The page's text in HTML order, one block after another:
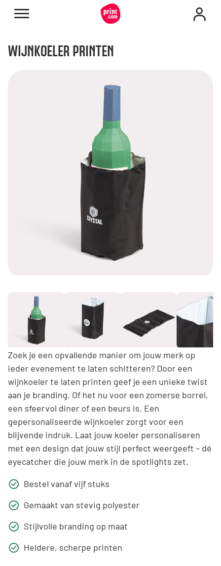
WIJNKOELER PRINTEN
Zoek je een opvallende manier om jouw merk op
ieder evenement te laten schitteren? Door een
wijnkoeler te laten printen geef je een unieke twist
aan je branding. Of het nu voor een zomerse borrel,
een sfeervol diner of een beurs is. Een
gepersonaliseerde wijnkoeler zorgt voor een
blijvende indruk. Laat jouw koeler personaliseren
met een design dat jouw stijl perfect weergeeft – dé
eyecatcher die jouw merk in de spotlights zet.
Bestel vanaf vijf stuks
Gemaakt van stevig polyester
Stijlvolle branding op maat
Heldere, scherpe printen